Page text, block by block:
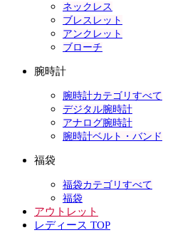
ネックレス
ブレスレット
アンクレット
ブローチ
腕時計
腕時計カテゴリすべて
デジタル腕時計
アナログ腕時計
腕時計ベルト・バンド
福袋
福袋カテゴリすべて
福袋
アウトレット
レディース TOP